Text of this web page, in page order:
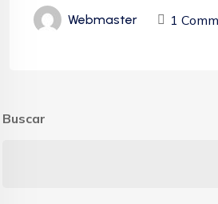
Webmaster 1
Buscar